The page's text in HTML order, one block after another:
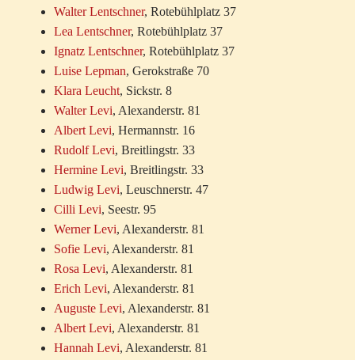
Walter Lentschner, Rotebühlplatz 37
Lea Lentschner, Rotebühlplatz 37
Ignatz Lentschner, Rotebühlplatz 37
Luise Lepman, Gerokstraße 70
Klara Leucht, Sickstr. 8
Walter Levi, Alexanderstr. 81
Albert Levi, Hermannstr. 16
Rudolf Levi, Breitlingstr. 33
Hermine Levi, Breitlingstr. 33
Ludwig Levi, Leuschnerstr. 47
Cilli Levi, Seestr. 95
Werner Levi, Alexanderstr. 81
Sofie Levi, Alexanderstr. 81
Rosa Levi, Alexanderstr. 81
Erich Levi, Alexanderstr. 81
Auguste Levi, Alexanderstr. 81
Albert Levi, Alexanderstr. 81
Hannah Levi, Alexanderstr. 81